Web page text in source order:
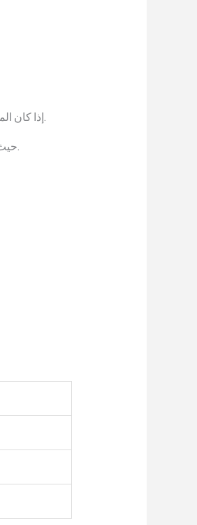
إذا كان المكيف ما زال يعمل، فإن محلات الأجهزة المستعملة في سوق الدمام وعلى طريق الملك فهد هي خيار رائع. يقومون بتجديد المكيفات وإعادة بيعها.
حيث يقدمون أفكار عملية لبيع الأجهزة المستعملة في السعودية.